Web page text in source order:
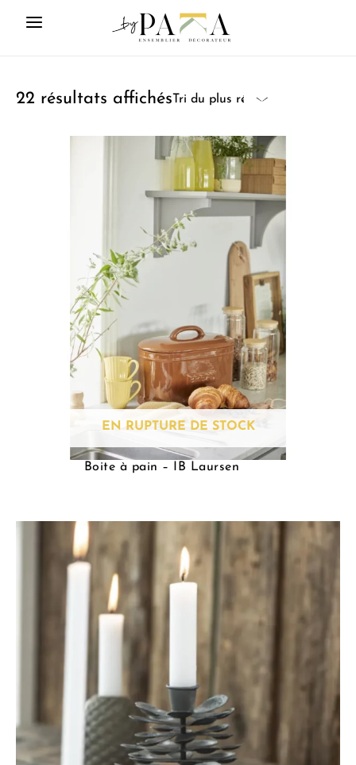
22 résultats affichés
EN RUPTURE DE STOCK
Boite à pain – IB Laursen